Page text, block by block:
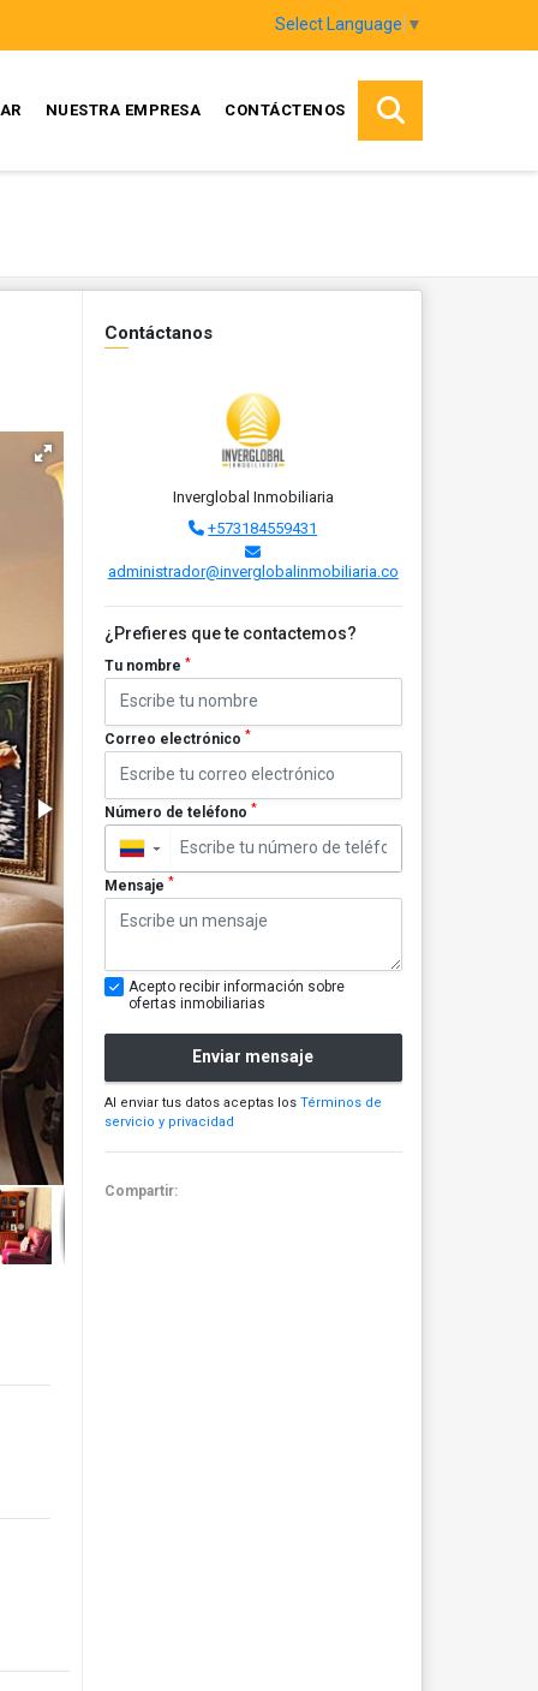
Select Language ▼
NUESTRA EMPRESA CONTÁCTENOS
Contáctanos
Inverglobal Inmobiliaria
+573184559431
administrador@inverglobalinmobiliaria.co
¿Prefieres que te contactemos?
Tu nombre *
Correo electrónico *
Número de teléfono *
▼
Mensaje *
Acepto recibir información sobre
ofertas inmobiliarias
Enviar mensaje
Al enviar tus datos aceptas los Términos de
servicio y privacidad
Compartir: